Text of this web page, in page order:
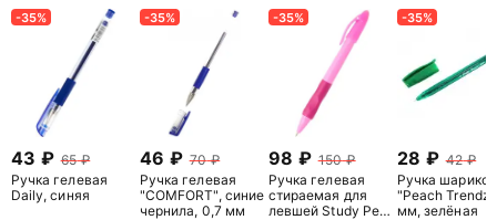
-35%
43
65
Ручка гелевая
Daily, синяя
-35%
46
70
Ручка гелевая
"COMFORT", синие
чернила, 0,7 мм
-35%
98
150
Ручка гелевая
стираемая для
левшей Study Pen,
-35%
28
42
Ручка
"Peach
мм, зелёная